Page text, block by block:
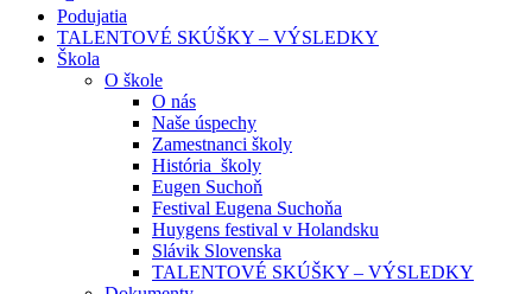
Podujatia
TALENTOVÉ SKÚŠKY – VÝSLEDKY
Škola
O škole
O nás
Naše úspechy
Zamestnanci školy
História školy
Eugen Suchoň
Festival Eugena Suchoňa
Huygens festival v Holandsku
Slávik Slovenska
TALENTOVÉ SKÚŠKY – VÝSLEDKY